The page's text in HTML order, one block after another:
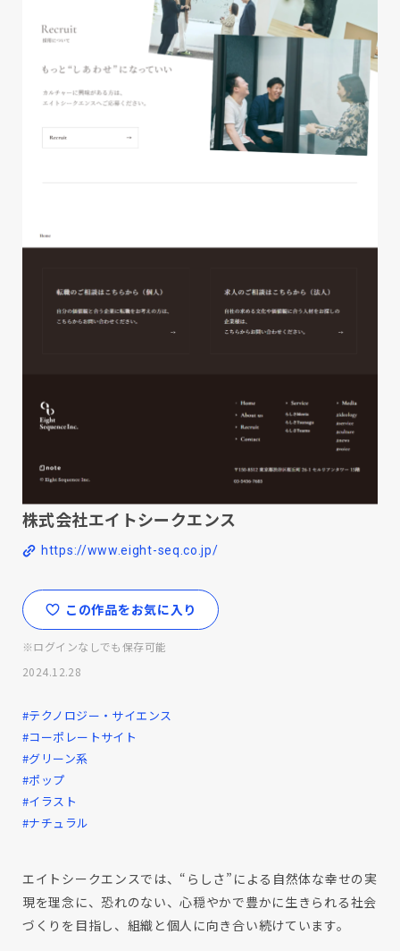
株式会社エイトシークエンス
https://www.eight-seq.co.jp/
この作品をお気に入り
※ログインなしでも保存可能
2024.12.28
#テクノロジー・サイエンス
#コーポレートサイト
#グリーン系
#ポップ
#イラスト
#ナチュラル
エイトシークエンスでは、“らしさ”による自然体な幸せの実
現を理念に、恐れのない、心穏やかで豊かに生きられる社会
づくりを目指し、組織と個人に向き合い続けています。